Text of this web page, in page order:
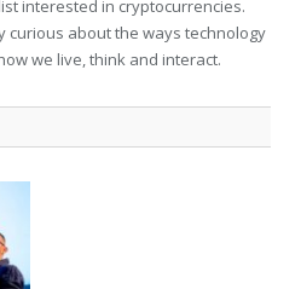
interested in cryptocurrencies.
curious about the ways technology
we live, think and interact.